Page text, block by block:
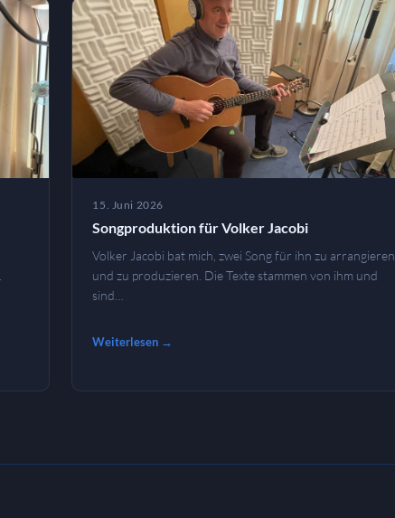
15. Juni 2026
Songproduktion für Volker Jacobi
Volker Jacobi bat mich, zwei Song für ihn zu arrangieren
und zu produzieren. Die Texte stammen von ihm und
sind…
Weiterlesen →